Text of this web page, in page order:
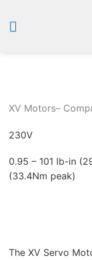
qua
nội
XV Motors–
230V
0.95 – 101 lb-in
(33.4Nm peak)
The XV Servo